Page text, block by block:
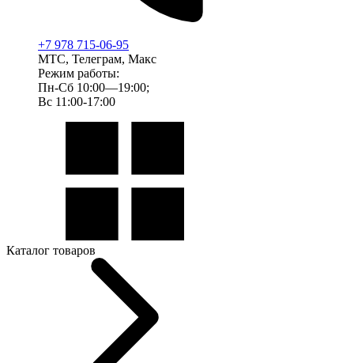
+7 978 715-06-95
МТС, Телеграм, Макс
Режим работы:
Пн-Сб 10:00—19:00;
Вс 11:00-17:00
Каталог товаров